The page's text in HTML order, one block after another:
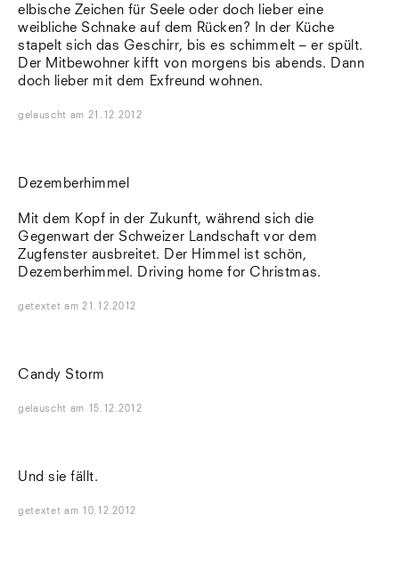
elbische Zeichen für Seele oder doch lieber eine
weibliche Schnake auf dem Rücken? In der Küche
stapelt sich das Geschirr, bis es schimmelt – er spült.
Der Mitbewohner kifft von morgens bis abends. Dann
doch lieber mit dem Exfreund wohnen.
gelauscht am 21.12.2012
Dezemberhimmel
Mit dem Kopf in der Zukunft, während sich die
Gegenwart der Schweizer Landschaft vor dem
Zugfenster ausbreitet. Der Himmel ist schön,
Dezemberhimmel. Driving home for Christmas.
getextet am21.12.2012
Candy Storm
gelauscht am 15.12.2012
Und sie fällt.
getextet am 10.12.2012